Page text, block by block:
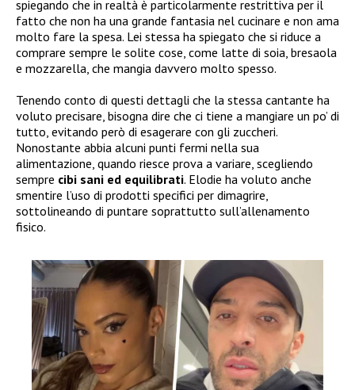
spiegando che in realtà è particolarmente restrittiva per il
fatto che non ha una grande fantasia nel cucinare e non ama
molto fare la spesa. Lei stessa ha spiegato che si riduce a
comprare sempre le solite cose, come latte di soia, bresaola
e mozzarella, che mangia davvero molto spesso.
Tenendo conto di questi dettagli che la stessa cantante ha
voluto precisare, bisogna dire che ci tiene a mangiare un po’ di
tutto, evitando però di esagerare con gli zuccheri.
Nonostante abbia alcuni punti fermi nella sua
alimentazione, quando riesce prova a variare, scegliendo
sempre cibi sani ed equilibrati. Elodie ha voluto anche
smentire l’uso di prodotti specifici per dimagrire,
sottolineando di puntare soprattutto sull’allenamento
fisico.